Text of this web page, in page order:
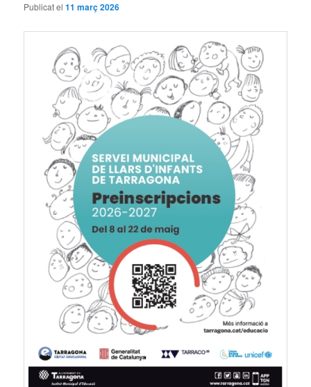
Publicat el11 març 2026